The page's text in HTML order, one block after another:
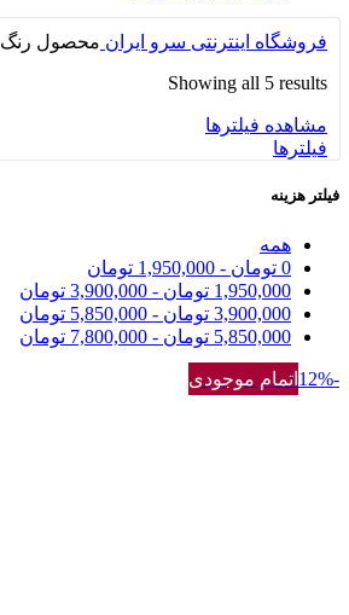
فروشگاه اینترنتی سرو ایران محصول رنگ
Showing all 5 results
مشاهده فیلترها
فیلترها
فیلتر هزینه
همه
0 تومان -
1,950,000 تومان
1,950,000 تومان -
3,900,000 تومان
3,900,000 تومان -
5,850,000 تومان
5,850,000 تومان -
7,800,000 تومان
-12% اتمام موجودی